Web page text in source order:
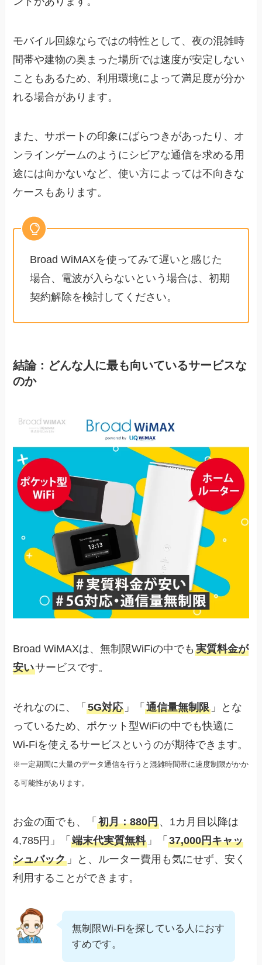
モバイル回線ならではの特性として、夜の混雑時
間帯や建物の奥まった場所では速度が安定しない
こともあるため、利用環境によって満足度が分か
れる場合があります。
また、サポートの印象にばらつきがあったり、オ
ンラインゲームのようにシビアな通信を求める用
途には向かないなど、使い方によっては不向きな
ケースもあります。
Broad WiMAXを使ってみて遅いと感じた
場合、電波が入らないという場合は、初期
契約解除を検討してください。
結論：どんな人に最も向いているサービスな
のか
Broad WiMAXは、無制限WiFiの中でも実質料金が
安いサービスです。
それなのに、「5G対応 」「通信量無制限 」とな
っているため、ポケット型WiFiの中でも快適に
Wi-Fiを使えるサービスというのが期待できます。
※一定期間に大量のデータ通信を行うと混雑時間帯に速度制限がかか
る可能性があります。
お金の面でも、「初月：880円、1カ月目以降は
4,785円」「端末代実質無料 」「37,000円キャッ
シュバック 」と、ルーター費用も気にせず、安く
利用することができます。
無制限Wi-Fiを探している人におす
すめです。